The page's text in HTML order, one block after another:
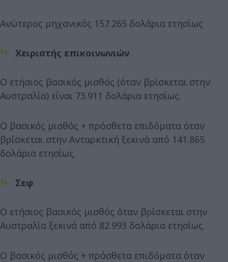
Ανώτερος μηχανικός 157.265 δολάρια ετησίως
Χειριστής επικοινωνιών
Ο ετήσιος βασικός μισθός (όταν βρίσκεται στην
Αυστραλία) είναι 73.911 δολάρια ετησίως.
Ο βασικός μισθός + πρόσθετα επιδόματα όταν
βρίσκεται στην Ανταρκτική ξεκινά από 141.865
δολάρια ετησίως.
Σεφ
Ο ετήσιος βασικός μισθός όταν βρίσκεται στην
Αυστραλία ξεκινά από 82.993 δολάρια ετησίως.
Ο βασικός μισθός + πρόσθετα επιδόματα όταν